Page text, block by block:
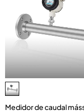
Medidor de caudal